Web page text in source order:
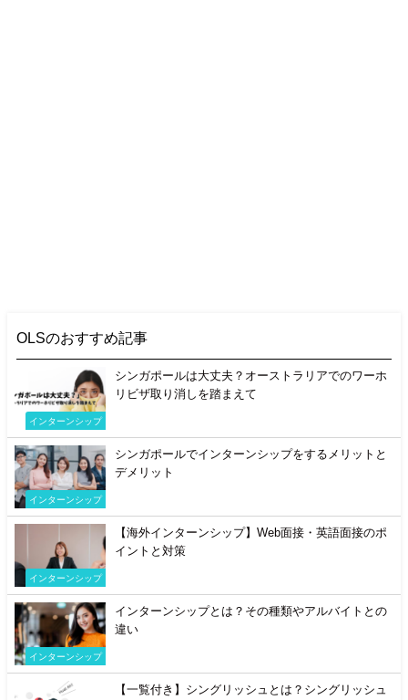
OLSのおすすめ記事
インターンシップ
シンガポールは大丈夫？オーストラリアでのワーホ
リビザ取り消しを踏まえて
インターンシップ
シンガポールでインターンシップをするメリットと
デメリット
インターンシップ
【海外インターンシップ】Web面接・英語面接のポ
イントと対策
インターンシップ
インターンシップとは？その種類やアルバイトとの
違い
【一覧付き】シングリッシュとは？シングリッシュ